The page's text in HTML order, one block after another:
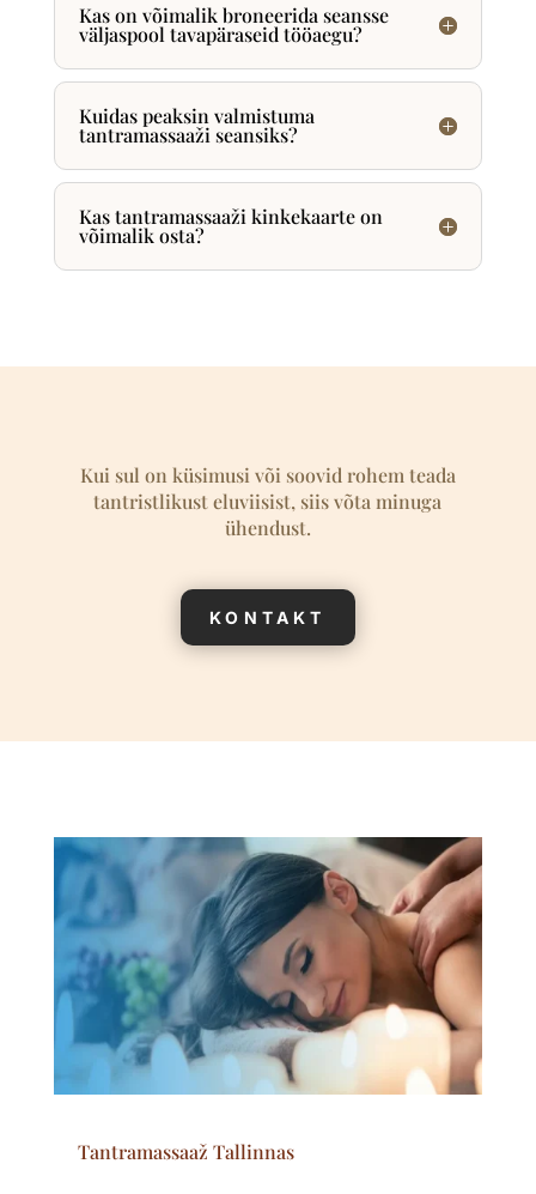
Kas on võimalik broneerida seansse
väljaspool tavapäraseid tööaegu?
Kuidas peaksin valmistuma
tantramassaaži seansiks?
Kas tantramassaaži kinkekaarte on
võimalik osta?
Kui sul on küsimusi või soovid rohem teada
tantristlikust eluviisist, siis võta minuga
ühendust.
KONTAKT
Tantramassaaž Tallinnas